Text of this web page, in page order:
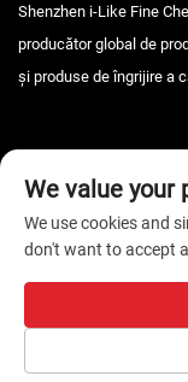
Shenzhen i-Like Fine
producător global de
și produse de îngrijire a
Drepturi de autor ©
We value your
We use cookies and
don't want to accept